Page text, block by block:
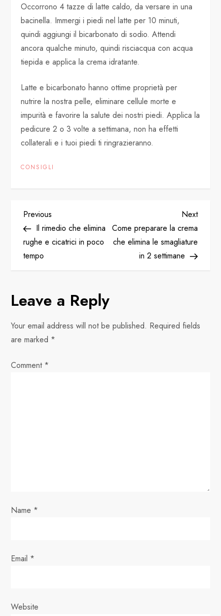
Occorrono 4 tazze di latte caldo, da versare in una
bacinella. Immergi i piedi nel latte per 10 minuti,
quindi aggiungi il bicarbonato di sodio. Attendi
ancora qualche minuto, quindi risciacqua con acqua
tiepida e applica la crema idratante.
Latte e bicarbonato hanno ottime proprietà per
nutrire la nostra pelle, eliminare cellule morte e
impurità e favorire la salute dei nostri piedi. Applica la
pedicure 2 o 3 volte a settimana, non ha effetti
collaterali e i tuoi piedi ti ringrazieranno.
CONSIGLI
P
o
s
n
a
v
n
Previous
Post
Previous
Il rimedio che elimina
rughe e cicatrici in poco
tempo
Next
Post
Next
Come preparare la crema
che elimina le smagliature
in 2 settimane
Leave a Reply
Your email address will not be published. Required fields
are marked *
Comment *
Name *
Email *
Website